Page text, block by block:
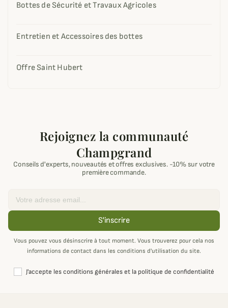
Bottes de Sécurité et Travaux Agricoles
Entretien et Accessoires des bottes
Offre Saint Hubert
Rejoignez la communauté
Champgrand
Conseils d'experts, nouveautés et offres exclusives. -10% sur votre
première commande.
S'inscrire
Vous pouvez vous désinscrire à tout moment. Vous trouverez pour cela nos
informations de contact dans les conditions d'utilisation du site.
J'accepte les conditions générales et la politique de confidentialité